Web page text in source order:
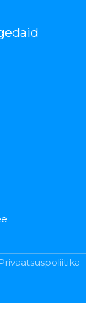
Privaatsuspoliitika